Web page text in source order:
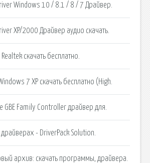
Windows 10 / 8.1 / 8 / 7 Драйвер.
XP/2000 Драйвер аудио скачать.
скачать бесплатно.
7 XP скачать бесплатно (High.
GBE Family Controller драйвер для.
- DriverPack Solution.
архив: скачать программы, драйвера.